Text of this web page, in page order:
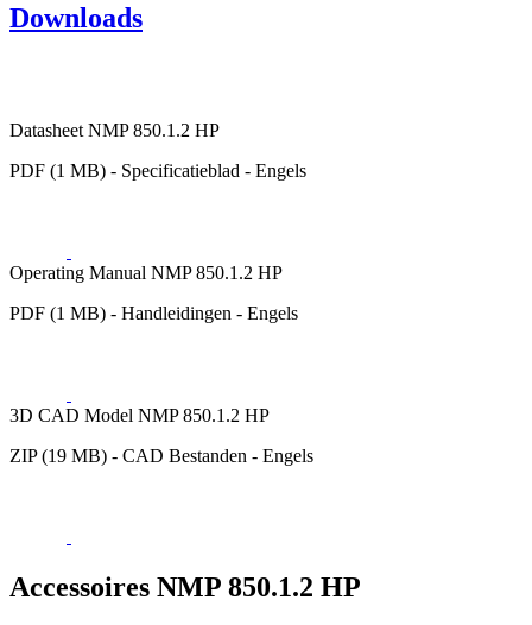
Downloads
Datasheet NMP 850.1.2 HP
PDF (1 MB) - Specificatieblad - Engels
Operating Manual NMP 850.1.2 HP
PDF (1 MB) - Handleidingen - Engels
3D CAD Model NMP 850.1.2 HP
ZIP (19 MB) - CAD Bestanden - Engels
Accessoires NMP 850.1.2 HP